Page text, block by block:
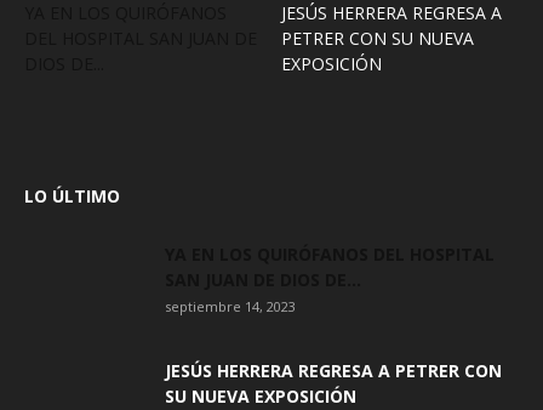
JESÚS HERRERA REGRESA A
PETRER CON SU NUEVA
EXPOSICIÓN
LO ÚLTIMO
septiembre 14, 2023
JESÚS HERRERA REGRESA A PETRER CON
SU NUEVA EXPOSICIÓN